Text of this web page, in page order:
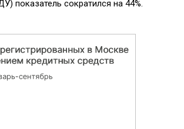
показатель сократился на 44%.